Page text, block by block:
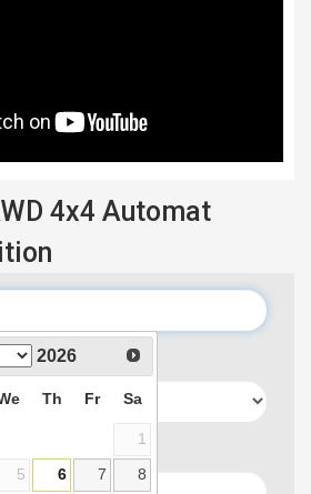
4x4 Automat
Data preluarii
2026
Th Fr Sa
1
5 6 7
8